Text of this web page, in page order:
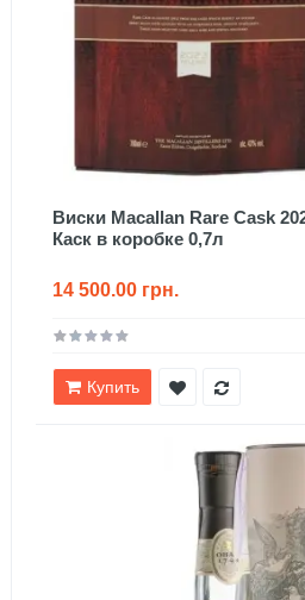
Виски Macallan Rare Cask
Каск в коробке 0,7л
14 500.00 грн.
Купить